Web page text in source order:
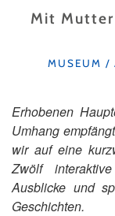
Mit
MUSEUM /
Erhobenen
Umhang
wir auf eine
Zwölf
Ausblicke und
Geschichten.